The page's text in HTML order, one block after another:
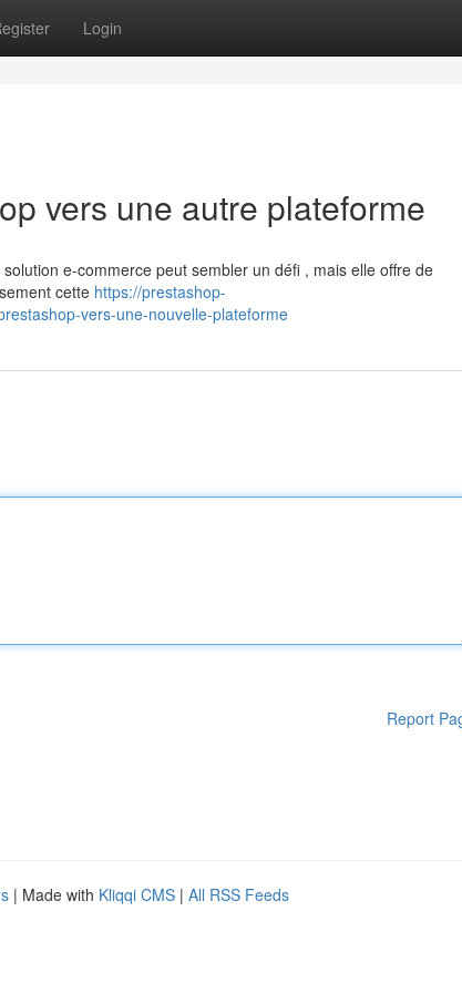
Login
vers une autre plateforme
e-commerce peut sembler un défi , mais elle offre de
cette https://prestashop-
vers-une-nouvelle-plateforme
Report
| Made with Kliqqi CMS | All RSS Feeds